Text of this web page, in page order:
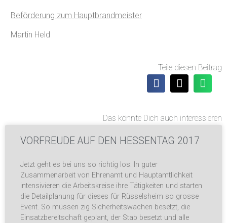
Beförderung zum Hauptbrandmeister
Martin Held
Teile diesen Beitrag
Das könnte Dich auch interessieren
VORFREUDE AUF DEN HESSENTAG 2017
Jetzt geht es bei uns so richtig los: In guter
Zusammenarbeit von Ehrenamt und Hauptamtlichkeit
intensivieren die Arbeitskreise ihre Tätigkeiten und starten
die Detailplanung für dieses für Rüsselsheim so grosse
Event. So müssen zig Sicherheitswachen besetzt, die
Einsatzbereitschaft geplant, der Stab besetzt und alle